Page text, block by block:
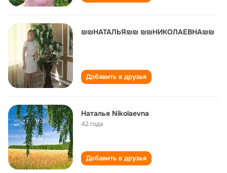
₪₪НАТАЛЬЯ₪₪ ₪₪НИКОЛАЕВНА₪₪
Добавить в друзья
Наталья Nikolaevna
42 года
Добавить в друзья